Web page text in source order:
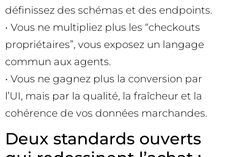
définissez des schémas et des endpoints.
• Vous ne multipliez plus les “checkouts
propriétaires”, vous exposez un langage
commun aux agents.
• Vous ne gagnez plus la conversion par
l’UI, mais par la qualité, la fraîcheur et la
cohérence de vos données marchandes.
Deux standards ouverts